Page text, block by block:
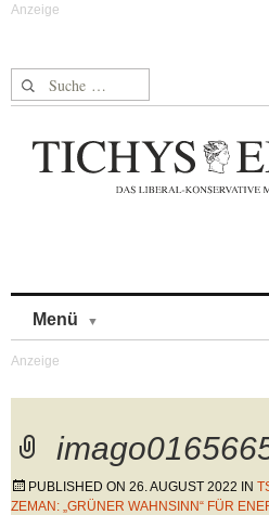
Suche nach:
Menü
PUBLISHED ON 26. AUGUST 2022 IN
ZEMAN: „GRÜNER WAHNSINN“ FÜR